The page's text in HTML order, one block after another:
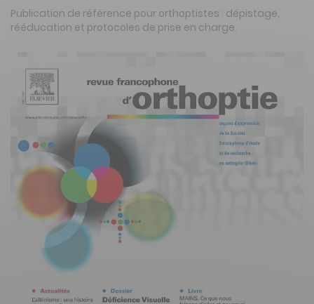
Publication de référence pour orthoptistes : dépistage,
rééducation et protocoles de prise en charge.